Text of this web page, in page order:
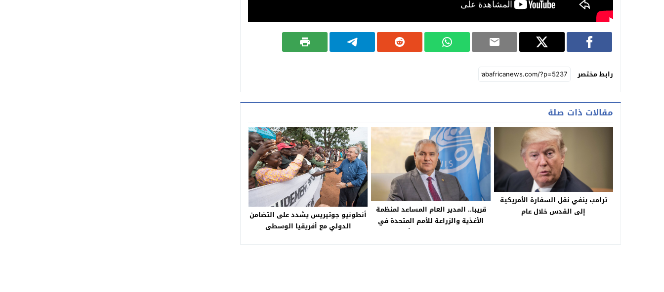
رابط مختصر
مقالات ذات صلة
ترامب ينفي نقل السفارة الأمريكية
إلى القدس خلال عام
قريبا.. المدير العام المساعد لمنظمة
الأغذية والزراعة للأمم المتحدة في
حوار خاص لـ”العربي الأفريقي”
أنطونيو جوتيريس يشدد على التضامن
الدولي مع أفريقيا الوسطى